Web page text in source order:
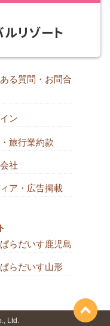
リゾート
る質問・お問合
ン
旅行業約款
社
ア・広告掲載
らだいす鹿児島
らだいす山形
Ltd.